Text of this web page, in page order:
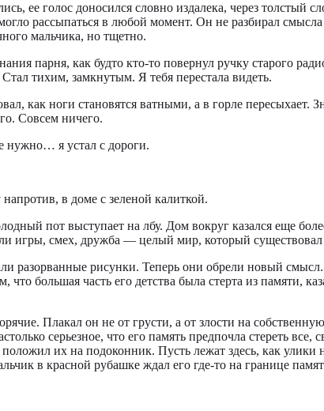
ее голос доносился словно издалека, через толстый
рассыпаться в любой момент. Он не разбирал
мальчика, но тщетно.
парня, как будто кто-то повернул ручку старого
тихим, замкнутым. Я тебя перестала видеть.
как ноги становятся ватными, а в горле пересыхает.
Совсем ничего.
я устал с дороги.
в доме с зеленой калиткой.
пот выступает на лбу. Дом вокруг казался еще
игры, смех, дружба — целый мир, который
разорванные рисунки. Теперь они обрели новый
большая часть его детства была стерта из памяти,
Плакал он не от грусти, а от злости на
серьезное, что его память предпочла стереть
их на подоконник. Пусть лежат здесь, как улики
в красной рубашке ждал его где-то на границе